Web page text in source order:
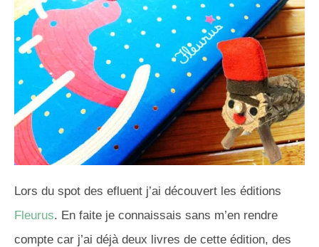
Lors du spot des efluent j’ai découvert les éditions
Fleurus. En faite je connaissais sans m’en rendre
compte car j’ai déjà deux livres de cette édition, des